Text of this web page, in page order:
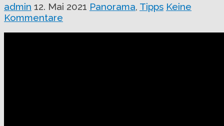
admin 12. Mai 2021 Panorama, Tipps Keine
Kommentare